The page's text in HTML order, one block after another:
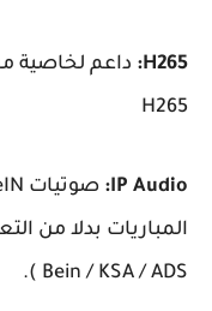
H265:
داعم لخاصية
H265
IP Audio:
Bein / KSA / ADS ).